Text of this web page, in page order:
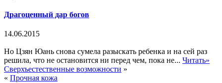
Драгоценный дар богов
14.06.2015
Но Цзян Юань снова сумела разыскать ребенка и на сей раз
решила, что не остановится ни перед чем, пока не... Читать»
Сверхъестественные возможности »
« Прочная кожа